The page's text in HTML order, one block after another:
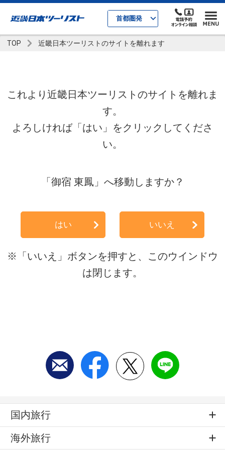
首都圏発
TOP 近畿日本ツーリストのサイトを離れます
これより近畿日本ツーリストのサイトを離れま
す。
よろしければ「はい」をクリックしてくださ
い。
「御宿 東鳳」へ移動しますか？
はい いいえ
※「いいえ」ボタンを押すと、このウインドウ
は閉じます。
国内旅行
海外旅行